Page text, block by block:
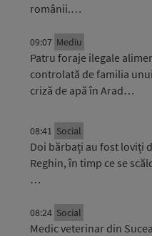
românii.…
09:07 Mediu
Patru foraje ilegale
controlată de familia
criză de apă în Arad…
08:41 Social
Doi bărbați au fost loviți
Reghin, în timp ce se
…
08:24 Social
Medic veterinar din